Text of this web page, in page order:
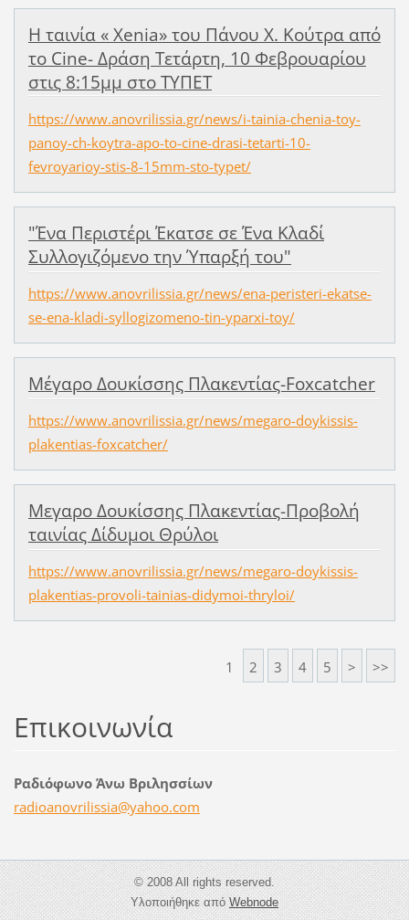
Η ταινία « Χenia» του Πάνου Χ. Κούτρα από
το Cine- Δράση Τετάρτη, 10 Φεβρουαρίου
στις 8:15μμ στο ΤΥΠΕΤ
https://www.anovrilissia.gr/news/i-tainia-chenia-toy-
panoy-ch-koytra-apo-to-cine-drasi-tetarti-10-
fevroyarioy-stis-8-15mm-sto-typet/
"Ένα Περιστέρι Έκατσε σε Ένα Κλαδί
Συλλογιζόμενο την Ύπαρξή του"
https://www.anovrilissia.gr/news/ena-peristeri-ekatse-
se-ena-kladi-syllogizomeno-tin-yparxi-toy/
Μέγαρο Δουκίσσης Πλακεντίας-Foxcatcher
https://www.anovrilissia.gr/news/megaro-doykissis-
plakentias-foxcatcher/
Μεγαρο Δουκίσσης Πλακεντίας-Προβολή
ταινίας Δίδυμοι Θρύλοι
https://www.anovrilissia.gr/news/megaro-doykissis-
plakentias-provoli-tainias-didymoi-thryloi/
1 2 3 4 5 > >>
Επικοινωνία
Ραδιόφωνο Άνω Βριλησσίων
radioanovrilissia@yahoo.com
© 2008 All rights reserved.
Υλοποιήθηκε απόWebnode